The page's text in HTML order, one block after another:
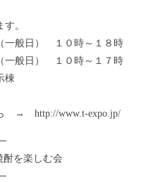
。
般日） １０時～１８時
日） １０時～１７時
棟
→ http://www.t-expo.jp/
を楽しむ会